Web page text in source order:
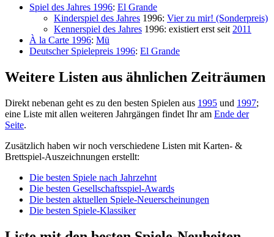
Spiel des Jahres 1996: El Grande
Kinderspiel des Jahres 1996: Vier zu mir! (Sonderpreis)
Kennerspiel des Jahres 1996: existiert erst seit2011
À la Carte 1996: Mü
Deutscher Spielepreis 1996: El Grande
Weitere Listen aus ähnlichen Zeiträumen
Direkt nebenan geht es zu den besten Spielen aus 1995 und 1997;
eine Liste mit allen weiteren Jahrgängen findet Ihr am Ende der
Seite.
Zusätzlich haben wir noch verschiedene Listen mit Karten- &
Brettspiel-Auszeichnungen erstellt:
Die besten Spiele nach Jahrzehnt
Die besten Gesellschaftsspiel-Awards
Die besten aktuellen Spiele-Neuerscheinungen
Die besten Spiele-Klassiker